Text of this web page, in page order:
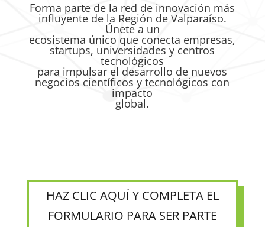
Forma parte de la red de innovación más
influyente de la Región de Valparaíso.
Únete a un
ecosistema único que conecta empresas,
startups, universidades y centros
tecnológicos
para impulsar el desarrollo de nuevos
negocios científicos y tecnológicos con
impacto
global.
HAZ CLIC AQUÍ Y COMPLETA EL
FORMULARIO PARA SER PARTE